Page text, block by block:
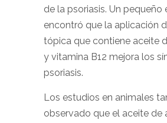
de la psoriasis. Un pequeño
encontró que la aplicación
tópica que contiene aceite
y vitamina B12 mejora los
psoriasis.
Los estudios en animales
observado que el aceite de